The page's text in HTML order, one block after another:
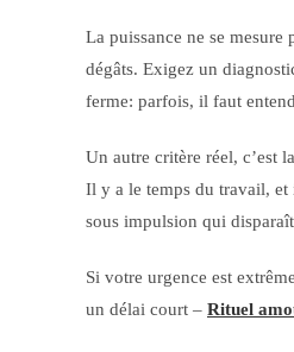
La puissance ne se
dégâts. Exigez un
ferme: parfois, il faut
Un autre critère réel, c’est
Il y a le temps du travail, et
sous impulsion qui
Si votre urgence est
un délai court – Rituel